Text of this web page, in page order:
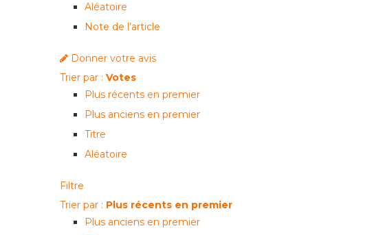
Aléatoire
Note de l’article
Donner votre avis
Trier par : Votes
Plus récents en premier
Plus anciens en premier
Titre
Aléatoire
Filtre
Trier par : Plus récents en premier
Plus anciens en premier